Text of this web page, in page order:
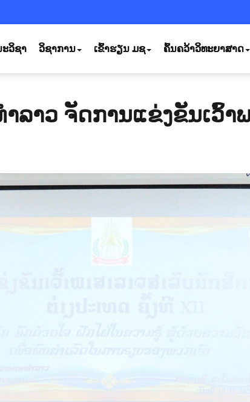
ວິຊາ ວິຊາການ ເຂົ້າຮຽນ ມຊ ຄົ້ນຄວ້າວິທະຍາສາດ
ລາວ ຈັດການແຂ່ງຂັນເວົ້າ